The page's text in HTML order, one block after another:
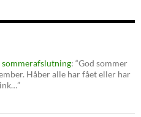
sommerafslutning: “God sommer
Håber alle har fået eller har
”